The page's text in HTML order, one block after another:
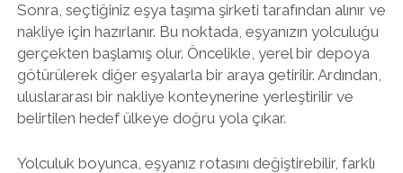
Sonra, seçtiğiniz eşya taşıma şirketi tarafından alınır ve
nakliye için hazırlanır. Bu noktada, eşyanızın yolculuğu
gerçekten başlamış olur. Öncelikle, yerel bir depoya
götürülerek diğer eşyalarla bir araya getirilir. Ardından,
uluslararası bir nakliye konteynerine yerleştirilir ve
belirtilen hedef ülkeye doğru yola çıkar.
Yolculuk boyunca, eşyanız rotasını değiştirebilir, farklı